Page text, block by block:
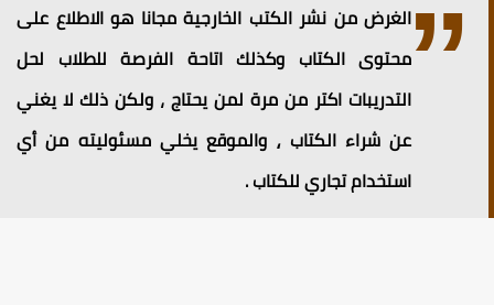
الغرض من نشر الكتب الخارجية مجانا هو الاطلاع على
محتوى الكتاب وكذلك اتاحة الفرصة للطلاب لحل
التدريبات اكتر من مرة لمن يحتاج ، ولكن ذلك لا يغني
عن شراء الكتاب ⸲ والموقع يخلي مسئوليته من أي
استخدام تجاري للكتاب .